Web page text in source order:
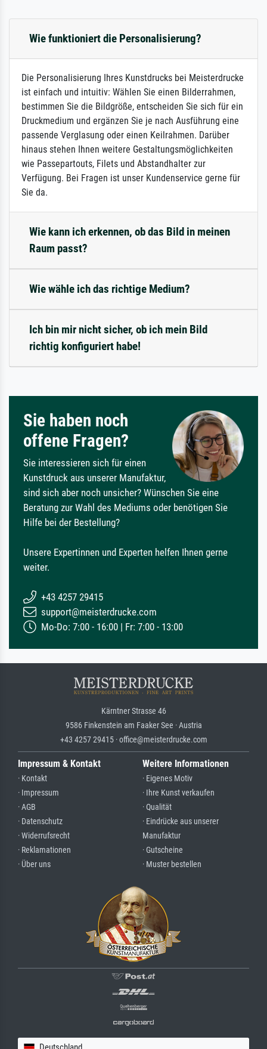
Wie funktioniert die Personalisierung?
Die Personalisierung Ihres Kunstdrucks bei Meisterdrucke
ist einfach und intuitiv: Wählen Sie einen Bilderrahmen,
bestimmen Sie die Bildgröße, entscheiden Sie sich für ein
Druckmedium und ergänzen Sie je nach Ausführung eine
passende Verglasung oder einen Keilrahmen. Darüber
hinaus stehen Ihnen weitere Gestaltungsmöglichkeiten
wie Passepartouts, Filets und Abstandhalter zur
Verfügung. Bei Fragen ist unser Kundenservice gerne für
Sie da.
Wie kann ich erkennen, ob das Bild in meinen
Raum passt?
Wie wähle ich das richtige Medium?
Ich bin mir nicht sicher, ob ich mein Bild
richtig konfiguriert habe!
Sie haben noch
offene Fragen?
Sie interessieren sich für einen
Kunstdruck aus unserer Manufaktur,
sind sich aber noch unsicher? Wünschen Sie eine
Beratung zur Wahl des Mediums oder benötigen Sie
Hilfe bei der Bestellung?
Unsere Expertinnen und Experten helfen Ihnen gerne
weiter.
+43 4257 29415
support@meisterdrucke.com
Mo-Do: 7:00 - 16:00 | Fr: 7:00 - 13:00
Kärntner Strasse 46
9586 Finkenstein am Faaker See · Austria
+43 4257 29415 · office@meisterdrucke.com
Impressum & Kontakt
· Kontakt
· Impressum
· AGB
· Datenschutz
· Widerrufsrecht
· Reklamationen
· Über uns
Weitere Informationen
· Eigenes Motiv
· Ihre Kunst verkaufen
· Qualität
· Eindrücke aus unserer
Manufaktur
· Gutscheine
· Muster bestellen